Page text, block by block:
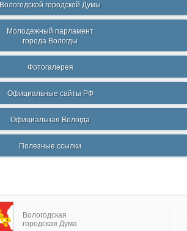
Вологодской городской Думы
Молодежный парламент
города Вологды
Фотогалерея
Официальные сайты РФ
Официальная Вологда
Полезные ссылки
Вологодская
городская Дума